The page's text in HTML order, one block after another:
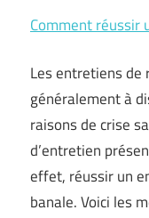
Comment réussir
Les entretiens
généralement à
raisons de crise
d’entretien
effet, réussir un
banale. Voici les